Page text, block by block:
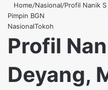
for
Home/Nasional/Profil Nanik
Pimpin BGN
NasionalTokoh
Profil
Deyang,